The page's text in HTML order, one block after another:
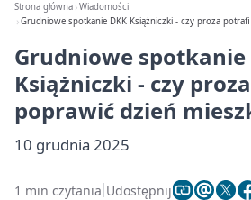
Strona główna Wiadomości
Grudniowe spotkanie DKK Książniczki - czy proza
Grudniowe spotkanie
Książniczki - czy
poprawić dzień
10 grudnia 2025
1 min czytania Udostępnij